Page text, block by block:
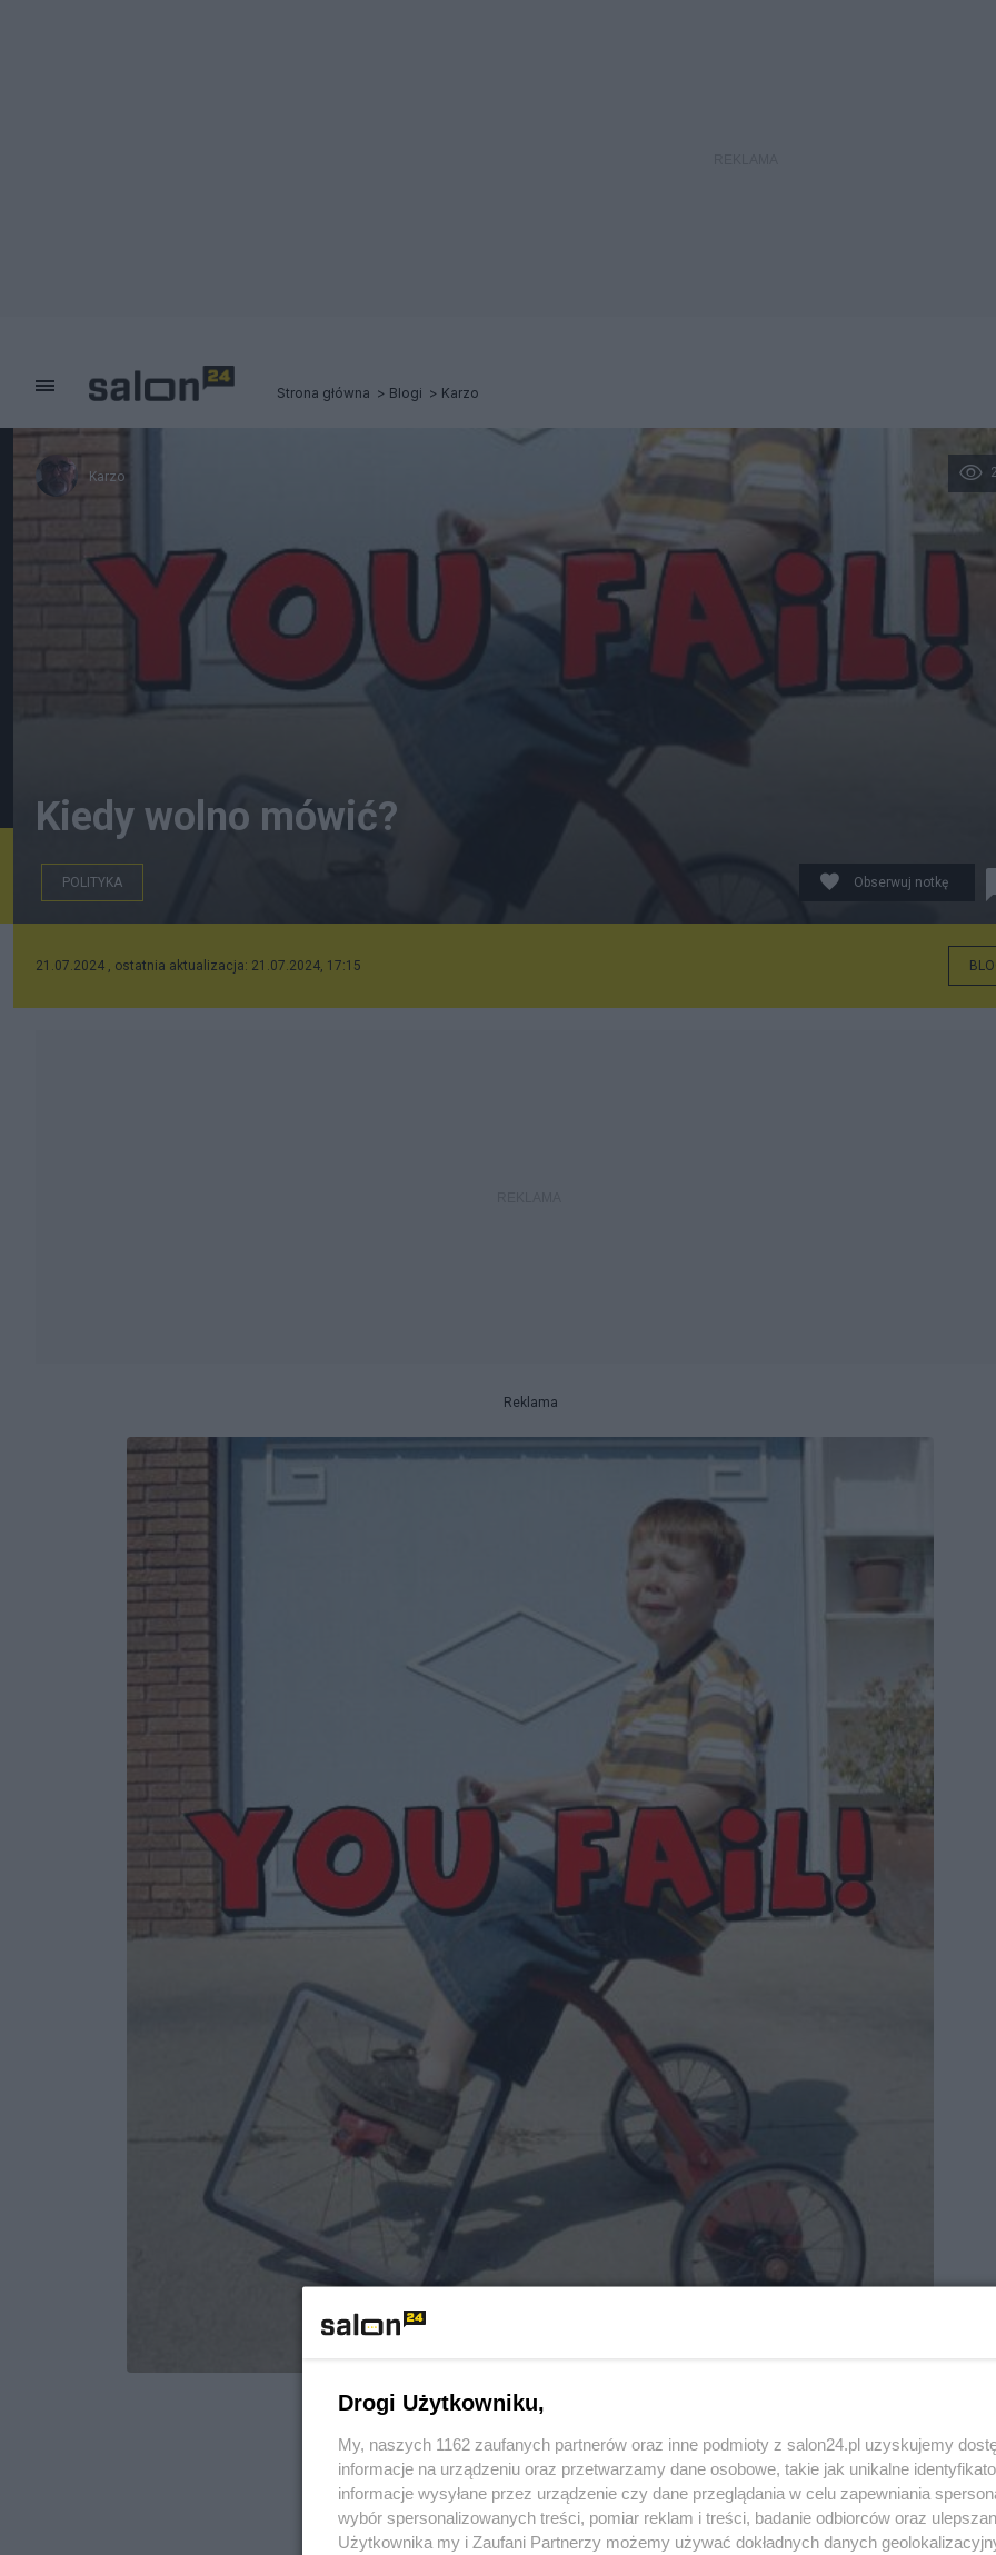
Strona główna Blogi Karzo
Karzo
Kiedy wolno mówić?
POLITYKA Obserwuj notkę
21.07.2024 , ostatnia aktualizacja: 21.07.2024, 17:15
Reklama
Drogi Użytkowniku,
My, naszych 1162 zaufanych partnerów oraz inne podmioty z salon24.pl uzyskujemy
informacje na urządzeniu oraz przetwarzamy dane osobowe, takie jak unikalne
informacje wysyłane przez urządzenie czy dane przeglądania w celu zapewniania
wybór spersonalizowanych treści, pomiar reklam i treści, badanie odbiorców oraz
Użytkownika my i Zaufani Partnerzy możemy używać dokładnych danych